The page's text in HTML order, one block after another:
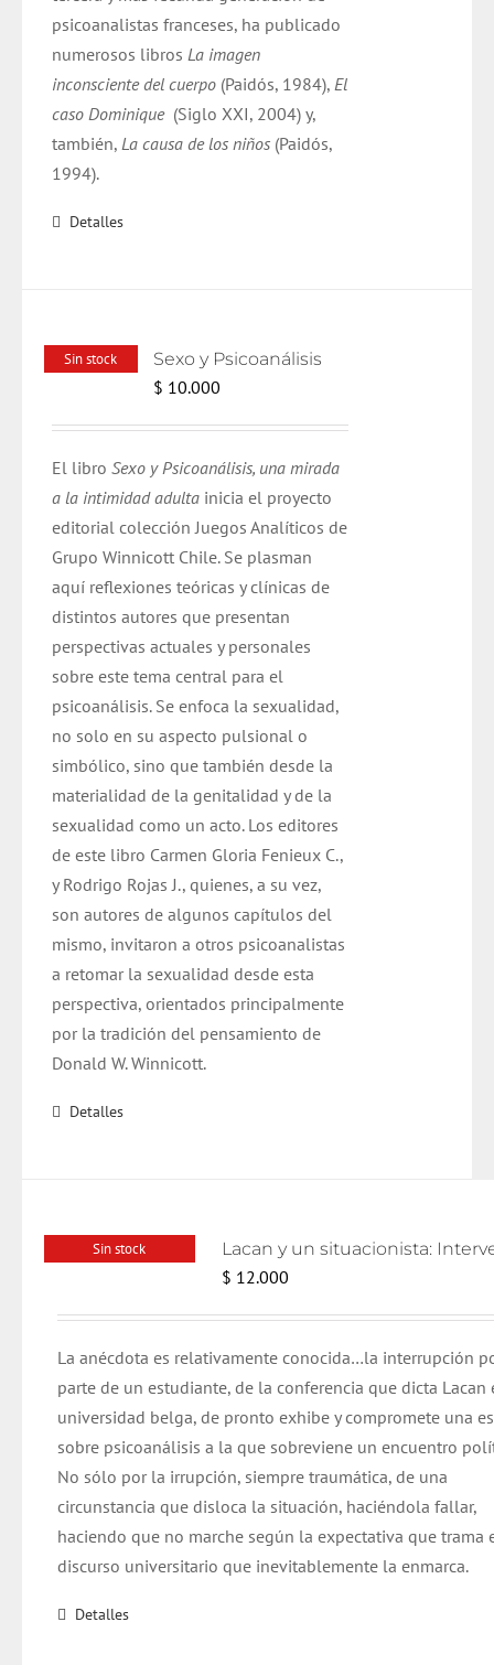
psicoanalistas franceses, ha publicado
numerosos librosLa imagen
inconsciente del cuerpo (Paidós, 1984),El
caso Dominique(Siglo XXI, 2004) y,
también,La causa de los niños (Paidós,
1994).
Detalles
Sin stock Sexo y Psicoanálisis
$ 10.000
El libroSexo y Psicoanálisis, una mirada
a la intimidad adulta inicia el proyecto
editorial colección Juegos Analíticos de
Grupo Winnicott Chile. Se plasman
aquí reflexiones teóricas y clínicas de
distintos autores que presentan
perspectivas actuales y personales
sobre este tema central para el
psicoanálisis. Se enfoca la sexualidad,
no solo en su aspecto pulsional o
simbólico, sino que también desde la
materialidad de la genitalidad y de la
sexualidad como un acto. Los editores
de este libro Carmen Gloria Fenieux C.,
y Rodrigo Rojas J., quienes, a su vez,
son autores de algunos capítulos del
mismo, invitaron a otros psicoanalistas
a retomar la sexualidad desde esta
perspectiva, orientados principalmente
por la tradición del pensamiento de
Donald W. Winnicott.
Detalles
Sin stock
$ 12.000
La anécdota es relativamente conocida…la interrupción
parte de un estudiante, de la conferencia que dicta Lacan
universidad belga, de pronto exhibe y compromete una
sobre psicoanálisis a la que sobreviene un encuentro
No sólo por la irrupción, siempre traumática, de una
circunstancia que disloca la situación, haciéndola fallar,
haciendo que no marche según la expectativa que trama
discurso universitario que inevitablemente la enmarca.
Detalles